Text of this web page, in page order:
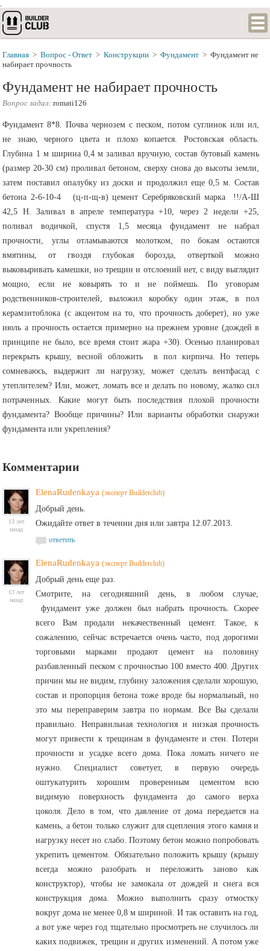
.
Главная > Вопрос - Ответ > Конструкции > Фундамент > Фундамент не
набирает прочность
Фундамент не набирает прочность
Вопрос задал: romati126
Фундамент 8*8. Почва чернозем с песком, потом суглинок или ил,
не знаю, черного цвета и плохо копается. Ростовская область.
Глубина 1 м ширина 0,4 м заливал вручную, состав бутовый камень
(размер 20-30 см) проливал бетоном, сверху снова до высоты земли,
затем поставил опалубку из доски и продолжил еще 0,5 м. Состав
бетона 2-6-10-4 (ц-п-щ-в) цемент Серебряковский марка !!/А-Ш
42,5 Н. Заливал в апреле температура +10, через 2 недели +25,
поливал водичкой, спустя 1,5 месяца фундамент не набрал
прочности, углы отламываются молотком, по бокам остаются
вмятины, от гвоздя глубокая борозда, отверткой можно
выковыривать камешки, но трещин и отслоений нет, с виду выглядит
мощно, если не ковырять то и не поймешь. По уговорам
родственников-строителей, выложил коробку один этаж, в пол
керамзитоблока (с акцентом на то, что прочность доберет), но уже
июль а прочность остается примерно на прежнем уровне (дождей в
принципе не было, все время стоит жара +30). Осенью планировал
перекрыть крышу, весной обложить в пол кирпича. Но теперь
сомневаюсь, выдержит ли нагрузку, может сделать вентфасад с
утеплителем? Или, может, ломать все и делать по новому, жалко сил
потраченных. Какие могут быть последствия плохой прочности
фундамента? Вообще причины? Или варианты обработки снаружи
фундамента или укрепления?
Комментарии
13 лет
назад
ElenaRudenkaya (эксперт Builderclub)
Добрый день.
Ожидайте ответ в течении дня или завтра 12.07.2013.
ответить
13 лет
назад
ElenaRudenkaya (эксперт Builderclub)
Добрый день еще раз.
Смотрите, на сегодняшний день, в любом случае,
фундамент уже должен был набрать прочность. Скорее
всего Вам продали некачественный цемент. Такое, к
сожалению, сейчас встречается очень часто, под дорогими
торговыми марками продают цемент на половину
разбавленный песком с прочностью 100 вместо 400. Других
причин мы не видим, глубину заложения сделали хорошую,
состав и пропорция бетона тоже вроде бы нормальный, но
это мы переправерим завтра по нормам. Все Вы сделали
правильно. Неправильная технология и низкая прочность
могут привести к трещинам в фундаменте и стен. Потери
прочности и усадке всего дома.Пока ломать ничего не
нужно. Специалист советует, в первую очередь
оштукатурить хорошим проверенным цементом всю
видимую поверхность фундамента до самого верха
цоколя.Дело в том, что давление от дома передается на
камень, а бетон только служит для сцепления этого камня и
нагрузку несет но слабо. Поэтому бетон можно попробовать
укрепить цементом. Обязательно положить крышу (крышу
всегда можно разобрать и переложить заново как
конструктор), чтобы не замокала от дождей и снега вся
конструкция дома. Можно выполнить сразу отмостку
вокруг дома не менее 0,8 м шириной. И так оставить на год,
а вот уже через год тщательно просмотреть не случилось ли
каких подвижек, трещин и других изменений. А потом уже